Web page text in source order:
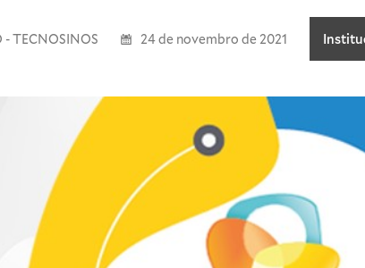
TECNOSINOS 24 de novembro de 2021